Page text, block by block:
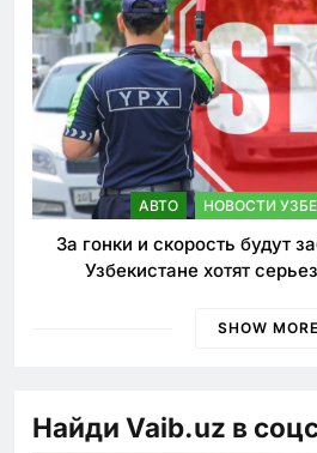
АВТО НОВОСТИ
За гонки и скорость будут
Узбекистане хотят
SHOW MORE
Найди Vaib.uz в